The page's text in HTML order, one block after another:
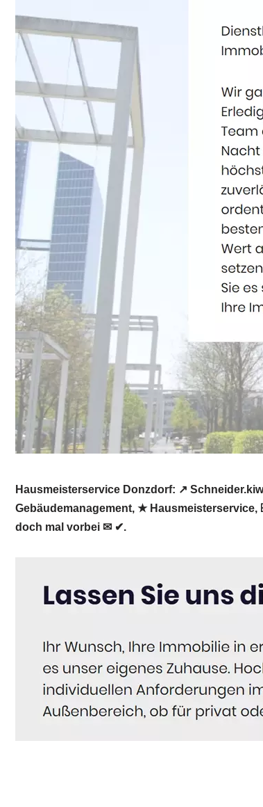
Hausmeisterservice Donzdorf: ↗️
Gebäudemanagement, ★
doch mal vorbei ✉ ✔.